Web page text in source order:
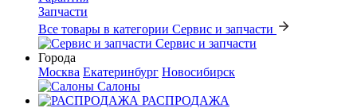
Запчасти
Все товары в категории Сервис и запчасти
Сервис и запчасти
Города
Москва Екатеринбург Новосибирск
Салоны
РАСПРОДАЖА